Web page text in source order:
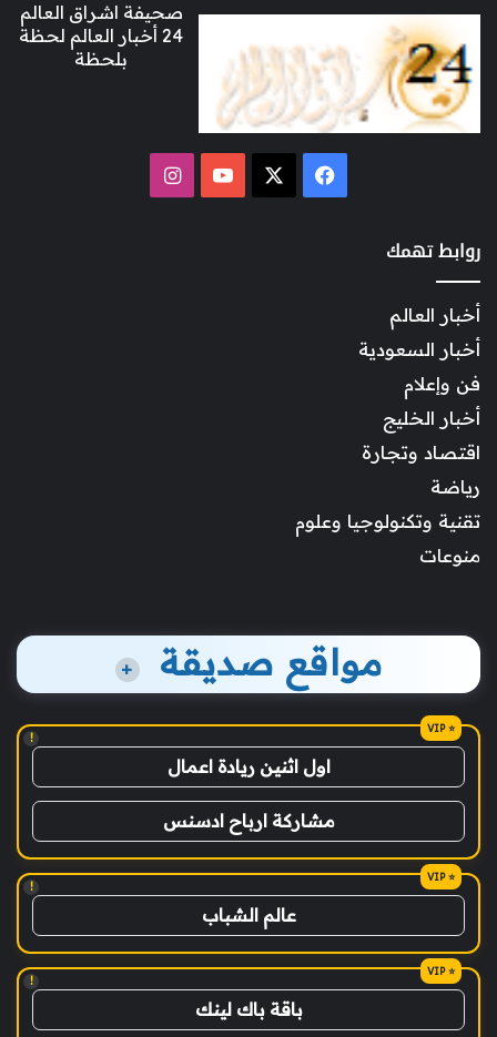
صحيفة اشراق العالم
24 أخبار العالم لحظة
بلحظة
فيسبوك ‫YouTubeانستقرام
روابط تهمك
أخبار العالم
أخبار السعودية
فن وإعلام
أخبار الخليج
اقتصاد وتجارة
رياضة
تقنية وتكنولوجيا وعلوم
منوعات
مواقع صديقة +
!
اول اثنين ريادة اعمال
مشاركة ارباح ادسنس
!
عالم الشباب
!
باقة باك لينك